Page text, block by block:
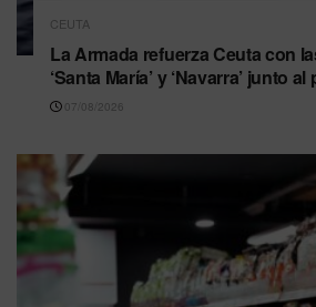
CEUTA
La Armada refuerza Ceuta con
‘Santa María’ y ‘Navarra’ junto al
07/08/2026